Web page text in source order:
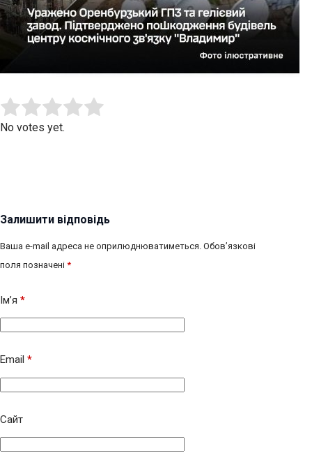
Rate this item:
No votes yet.
Залишити відповідь
Ваша e-mail адреса не оприлюднюватиметься. Обов’язкові
поля позначені *
Ім’я *
Email *
Сайт